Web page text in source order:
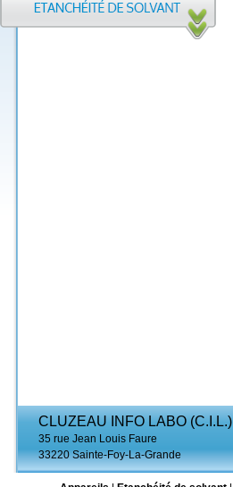
CLUZEAU INFO LABO (C.I.L.)
35 rue Jean Louis Faure
33220 Sainte-Foy-La-Grande